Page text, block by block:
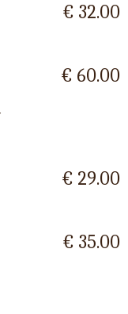
€ 32.00
€ 60.00
€ 29.00
€ 35.00